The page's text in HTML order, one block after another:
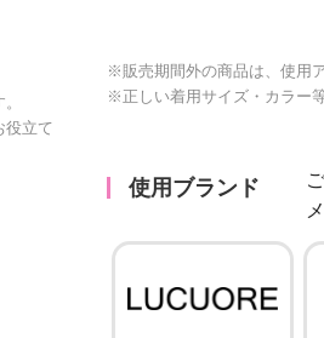
役立て
※販売期間外の商品は、使用
※正しい着用サイズ・カラー
使用ブランド